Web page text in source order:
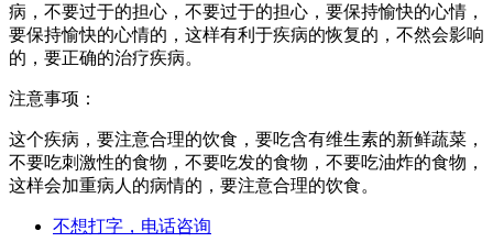
病，不要过于的担心，不要过于的担心，要保持愉快的心情，
要保持愉快的心情的，这样有利于疾病的恢复的，不然会影响
的，要正确的治疗疾病。
注意事项：
这个疾病，要注意合理的饮食，要吃含有维生素的新鲜蔬菜，
不要吃刺激性的食物，不要吃发的食物，不要吃油炸的食物，
这样会加重病人的病情的，要注意合理的饮食。
不想打字，电话咨询